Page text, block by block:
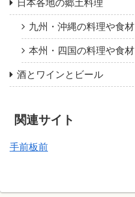
日本各地の郷土料理
九州・沖縄の料理や食材
本州・四国の料理や食材
酒とワインとビール
関連サイト
手前板前